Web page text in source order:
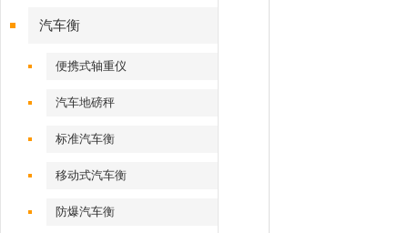
汽车衡
便携式轴重仪
汽车地磅秤
标准汽车衡
移动式汽车衡
防爆汽车衡